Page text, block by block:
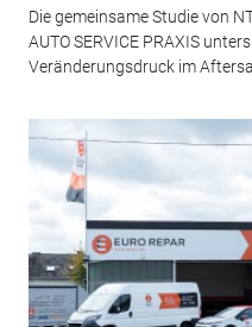
Die gemeinsame Studie von
AUTO SERVICE PRAXIS
Veränderungsdruck im